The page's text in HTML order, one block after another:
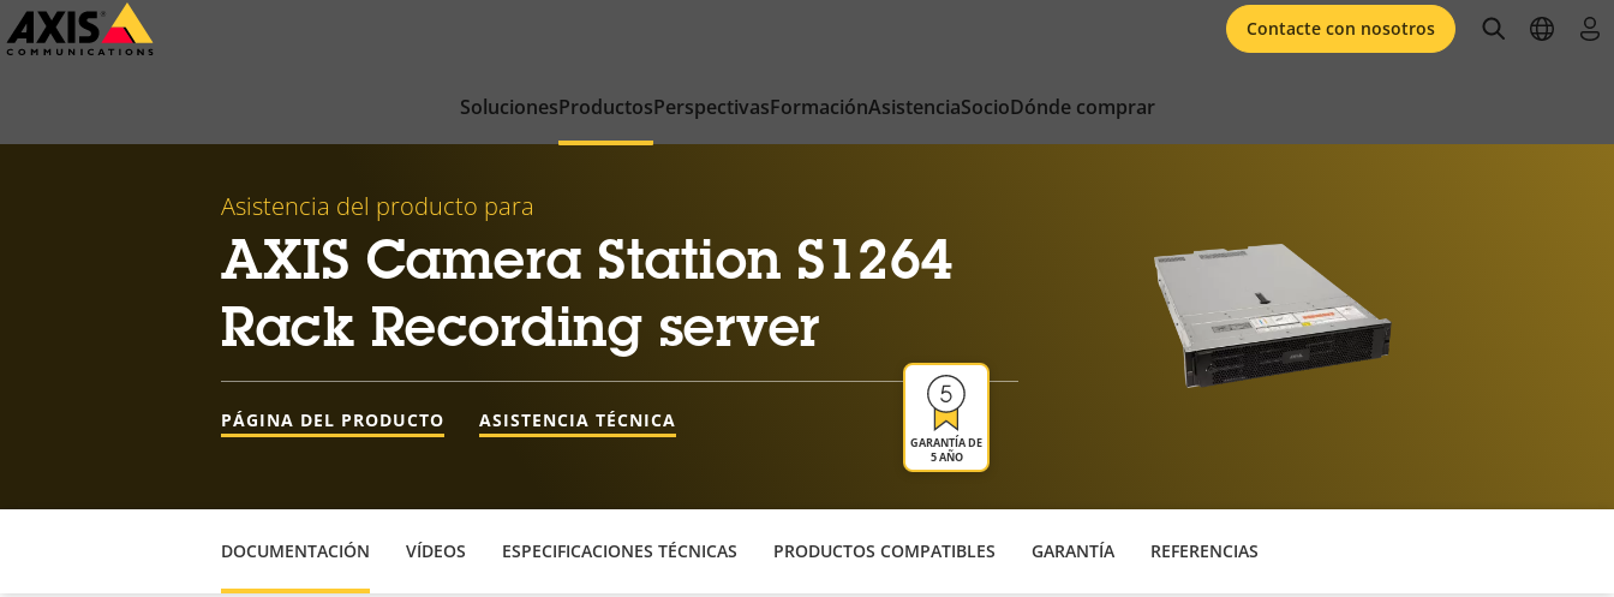
Saltar
al
SolucionesProductosPerspectivasFormaciónAsistenciaSocioDónde comprar
Contacte con nosotros openopen
Asistencia del producto para
AXIS Camera Station S1264
Rack Recording server
GARANTÍA DE
5 AÑO
PÁGINA DEL PRODUCTO ASISTENCIA TÉCNICA
DOCUMENTACIÓN VÍDEOS ESPECIFICACIONES TÉCNICAS PRODUCTOS COMPATIBLES GARANTÍA REFERENCIAS